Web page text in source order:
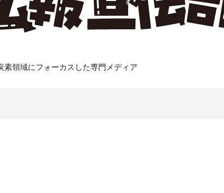
素領域にフォーカスした専門メディア